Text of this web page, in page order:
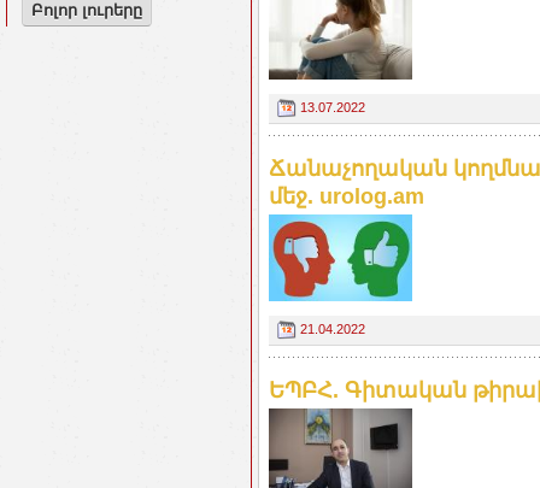
Բոլոր լուրերը
13.07.2022
Ճանաչողական
մեջ. urolog.am
21.04.2022
ԵՊԲՀ. Գիտական